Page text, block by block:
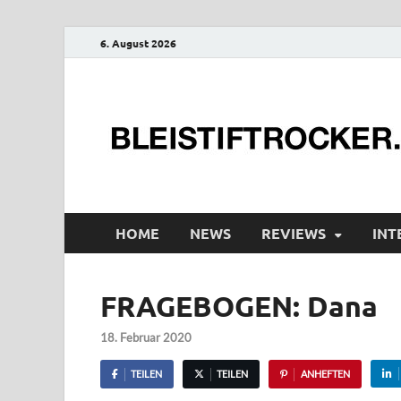
6. August 2026
HOME NEWS REVIEWS
FRAGEBOGEN: Dana
18. Februar 2020
TEILEN TEILEN ANHEFTEN